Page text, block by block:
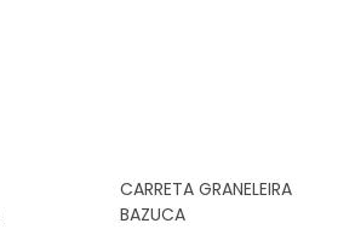
CARRETA GRANELEIRA
BAZUCA